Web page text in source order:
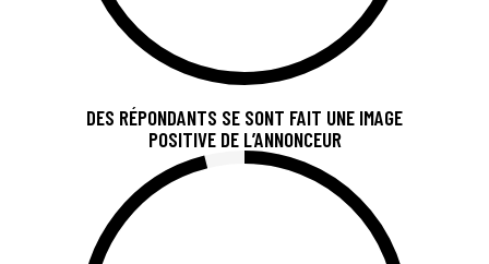
DES RÉPONDANTS SE SONT FAIT UNE IMAGE
POSITIVE DE L’ANNONCEUR